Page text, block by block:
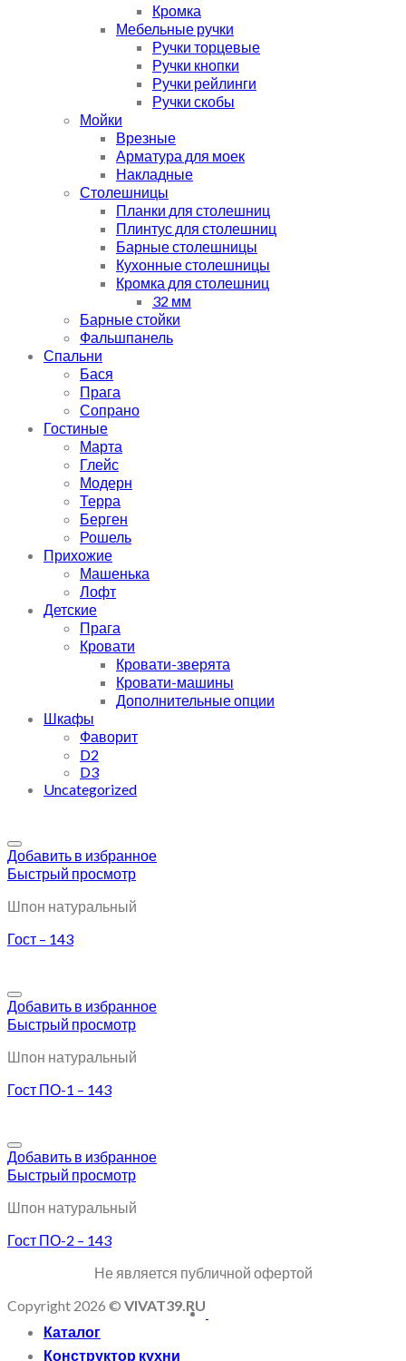
Кромка
Мебельные ручки
Ручки торцевые
Ручки кнопки
Ручки рейлинги
Ручки скобы
Мойки
Врезные
Арматура для моек
Накладные
Столешницы
Планки для столешниц
Плинтус для столешниц
Барные столешницы
Кухонные столешницы
Кромка для столешниц
32 мм
Барные стойки
Фальшпанель
Спальни
Бася
Прага
Сопрано
Гостиные
Марта
Глейс
Модерн
Терра
Берген
Рошель
Прихожие
Машенька
Лофт
Детские
Прага
Кровати
Кровати-зверята
Кровати-машины
Дополнительные опции
Шкафы
Фаворит
D2
D3
Uncategorized
Добавить в избранное
Быстрый просмотр
Шпон натуральный
Гост – 143
Добавить в избранное
Быстрый просмотр
Шпон натуральный
Гост ПО-1 – 143
Добавить в избранное
Быстрый просмотр
Шпон натуральный
Гост ПО-2 – 143
Не является публичной офертой
Copyright 2026 © VIVAT39.RU
Каталог
Конструктор кухни